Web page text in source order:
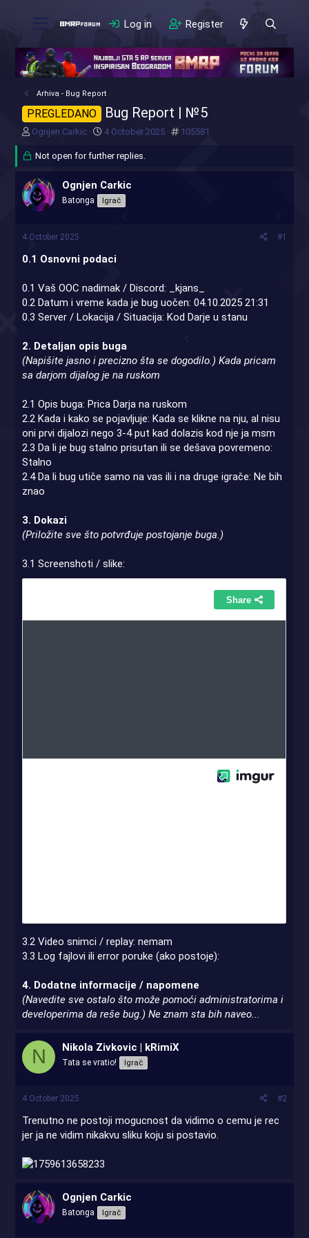
Log in Register
Arhiva - Bug Report
PREGLEDANO Bug Report | №5
T
r
a
d
s
r
t
Ognjen Carkic
S
a
t
d
a
4 October 2025 #105581
Not open for further replies.
Ognjen Carkic
Batonga Igrač
4 October 2025 #1
0.1 Osnovni podaci
0.1 Vaš OOC nadimak / Discord: _kjans_
0.2 Datum i vreme kada je bug uočen: 04.10.2025 21:31
0.3 Server / Lokacija / Situacija: Kod Darje u stanu
2. Detaljan opis buga
(Napišite jasno i precizno šta se dogodilo.) Kada pricam
sa darjom dijalog je na ruskom
2.1 Opis buga: Prica Darja na ruskom
2.2 Kada i kako se pojavljuje: Kada se klikne na nju, al nisu
oni prvi dijalozi nego 3-4 put kad dolazis kod nje ja msm
2.3 Da li je bug stalno prisutan ili se dešava povremeno:
Stalno
2.4 Da li bug utiče samo na vas ili i na druge igrače: Ne bih
znao
3. Dokazi
(Priložite sve što potvrđuje postojanje buga.)
3.1 Screenshoti / slike:
3.2 Video snimci / replay: nemam
3.3 Log fajlovi ili error poruke (ako postoje):
4. Dodatne informacije / napomene
(Navedite sve ostalo što može pomoći administratorima i
developerima da reše bug.) Ne znam sta bih naveo...
N Nikola Zivkovic | kRimiX
Tata se vratio! Igrač
4 October 2025 #2
Trenutno ne postoji mogucnost da vidimo o cemu je rec
jer ja ne vidim nikakvu sliku koju si postavio.
Ognjen Carkic
Batonga Igrač